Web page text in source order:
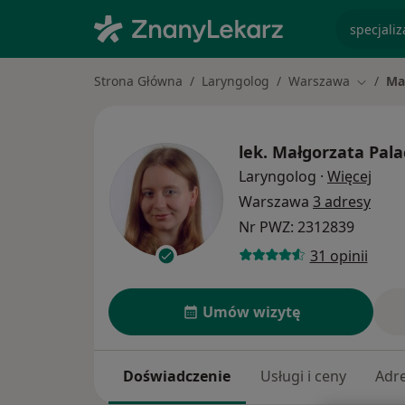
Strona Główna Laryngolog Warszawa Zmień
lek. Małgorzata
Laryngolog · Więcej
Warszawa 3 adresy
Nr PWZ: 2312839
31 opinii
Umów wizytę
Doświadczenie Usługi i ceny